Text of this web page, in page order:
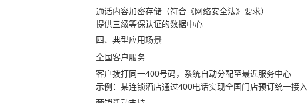
通话内容加密存储（符合《网络安全法》要求）
提供三级等保认证的数据中心
四、典型应用场景
全国客户服务
客户拨打同一400号码，系统自动分配至最近服务中心
示例：某连锁酒店通过400电话实现全国门店预订统一接入